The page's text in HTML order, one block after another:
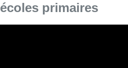
écoles primaires